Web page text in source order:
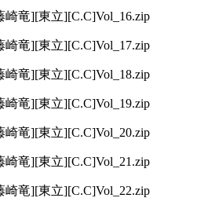
竜][東立][C.C]Vol_16.zip
竜][東立][C.C]Vol_17.zip
竜][東立][C.C]Vol_18.zip
竜][東立][C.C]Vol_19.zip
竜][東立][C.C]Vol_20.zip
竜][東立][C.C]Vol_21.zip
竜][東立][C.C]Vol_22.zip